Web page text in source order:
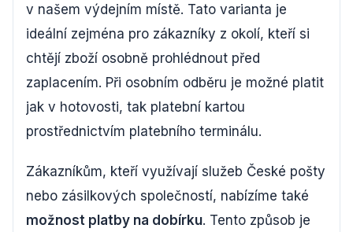
v našem výdejním místě. Tato varianta je
ideální zejména pro zákazníky z okolí, kteří si
chtějí zboží osobně prohlédnout před
zaplacením. Při osobním odběru je možné platit
jak v hotovosti, tak platební kartou
prostřednictvím platebního terminálu.
Zákazníkům, kteří využívají služeb České pošty
nebo zásilkových společností, nabízíme také
možnost platby na dobírku. Tento způsob je